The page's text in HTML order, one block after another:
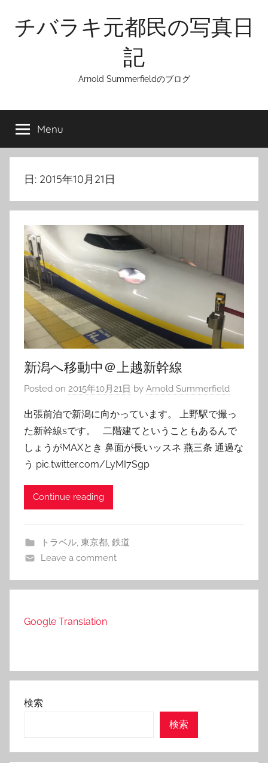
content
チバラキ元都民の写真日
記
Arnold Summerfieldのブログ
Menu
日: 2015年10月21日
新潟へ移動中＠上越新幹線
Posted on 2015年10月21日 by Arnold Summerfield
出張前泊で新潟に向かっています。 上野駅で撮っ
た新幹線sです。 二階建てということもあるんで
しょうがMAXとき 鼻面が長いッスネ 燕三条 通過な
う pic.twitter.com/LyMI7Sgp
Continue reading
トラベル, 東京都, 鉄道
Leave a comment
Google Translation
検索
検索